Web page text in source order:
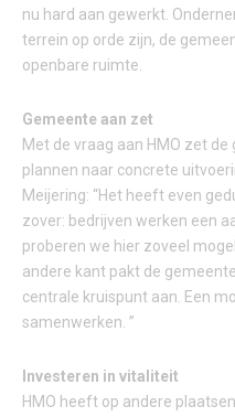
nu hard aan gewerkt.
terrein op orde zijn, de
openbare ruimte.
Gemeente aan zet
Met de vraag aan HMO zet
plannen naar concrete
Meijering: “Het heeft even
zover: bedrijven werken een
proberen we hier zoveel
andere kant pakt de
centrale kruispunt aan. Een
samenwerken. ”
Investeren in vitaliteit
HMO heeft op andere